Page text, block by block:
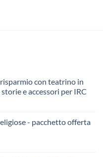
con teatrino in
e accessori per IRC
- pacchetto offerta